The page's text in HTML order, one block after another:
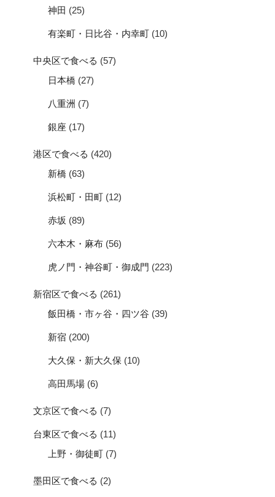
神田 (25)
有楽町・日比谷・内幸町 (10)
中央区で食べる (57)
日本橋 (27)
八重洲 (7)
銀座 (17)
港区で食べる (420)
新橋 (63)
浜松町・田町 (12)
赤坂 (89)
六本木・麻布 (56)
虎ノ門・神谷町・御成門 (223)
新宿区で食べる (261)
飯田橋・市ヶ谷・四ツ谷 (39)
新宿 (200)
大久保・新大久保 (10)
高田馬場 (6)
文京区で食べる (7)
台東区で食べる (11)
上野・御徒町 (7)
墨田区で食べる (2)